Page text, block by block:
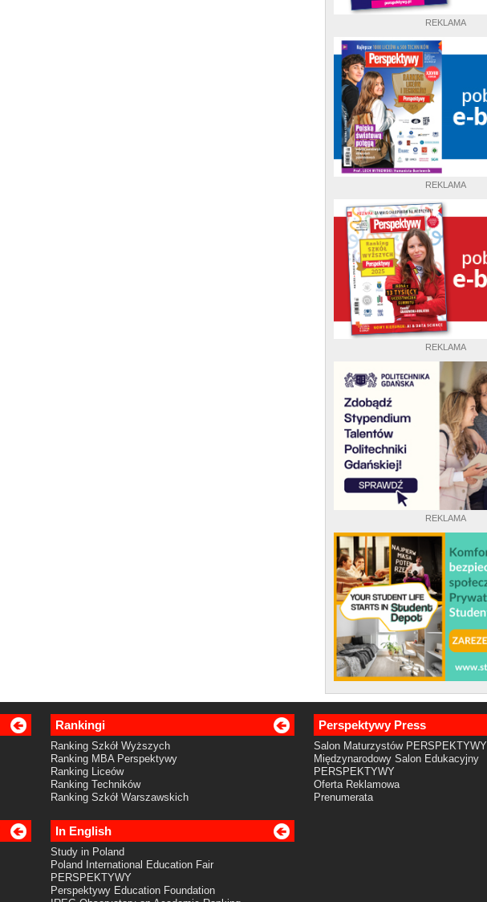
REKLAMA
REKLAMA
REKLAMA
REKLAMA
Rankingi
Ranking Szkół Wyższych
Ranking MBA Perspektywy
Ranking Liceów
Ranking Techników
Ranking Szkół Warszawskich
Perspektywy Press
Salon Maturzystów PERSPEKTYWY
Międzynarodowy Salon Edukacyjny
PERSPEKTYWY
Oferta Reklamowa
Prenumerata
In English
Study in Poland
Poland International Education Fair
PERSPEKTYWY
Perspektywy Education Foundation